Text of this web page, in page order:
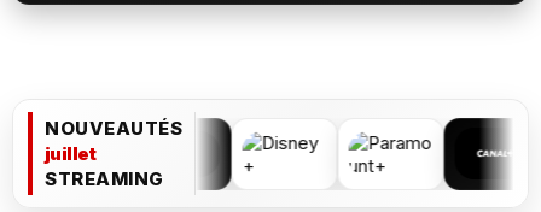
NOUVEAUTÉS
juillet
STREAMING